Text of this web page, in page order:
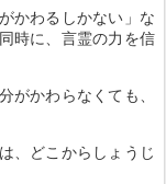
かわるしかない」な
時に、言霊の力を信
かわらなくても、
、どこからしょうじ